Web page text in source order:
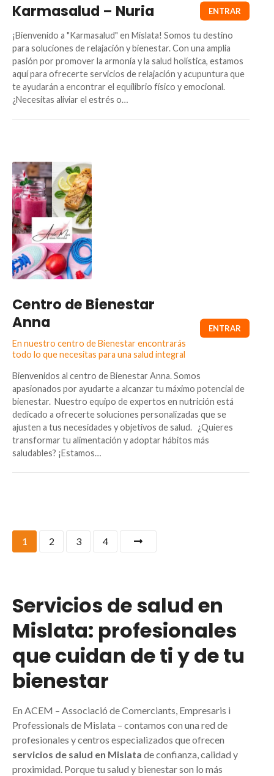
Karmasalud – Nuria
¡Bienvenido a "Karmasalud" en Mislata! Somos tu destino
para soluciones de relajación y bienestar. Con una amplia
pasión por promover la armonía y la salud holística, estamos
aquí para ofrecerte servicios de relajación y acupuntura que
te ayudarán a encontrar el equilibrio físico y emocional.
¿Necesitas aliviar el estrés o…
Centro de Bienestar
Anna
En nuestro centro de Bienestar encontrarás
todo lo que necesitas para una salud integral
Bienvenidos al centro de Bienestar Anna. Somos
apasionados por ayudarte a alcanzar tu máximo potencial de
bienestar. Nuestro equipo de expertos en nutrición está
dedicado a ofrecerte soluciones personalizadas que se
ajusten a tus necesidades y objetivos de salud. ¿Quieres
transformar tu alimentación y adoptar hábitos más
saludables? ¡Estamos…
1 2 3 4
Servicios de salud en
Mislata: profesionales
que cuidan de ti y de tu
bienestar
En ACEM – Associació de Comerciants, Empresaris i
Professionals de Mislata – contamos con una red de
profesionales y centros especializados que ofrecen
servicios de salud en Mislata de confianza, calidad y
proximidad. Porque tu salud y bienestar son lo más